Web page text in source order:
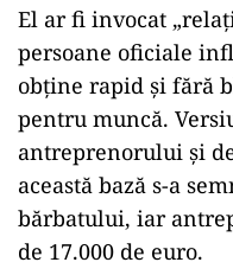
El ar fi invocat
persoane oficiale
obține rapid și fără
pentru muncă.
antreprenorului și
această bază s-a
bărbatului, iar
de 17.000 de euro.